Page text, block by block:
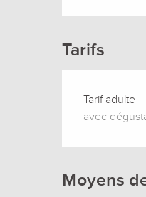
Tarifs
Tarif adulte
avec
Moyens